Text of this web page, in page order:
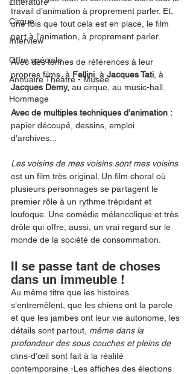
Cirque
Interview
Offre spéciale
Annuaire Théâtre - Musée
Hommage
travail d’animation à proprement parler. Et,
une fois que tout cela est en place, le film
part à l’animation, à proprement parler.
Avec des tonnes de références à leur
propres films, à Fellini , à Jacques Tati , à
Jacques Demy, au cirque, au music-hall.
Avec de multiples techniques d’animation :
papier découpé, dessins, emploi
d’archives...
Les voisins de mes voisins sont mes voisins
est un film très original. Un film choral où
plusieurs personnages se partagent le
premier rôle à un rythme trépidant et
loufoque. Une comédie mélancolique et très
drôle qui offre, aussi, un vrai regard sur le
monde de la société de consommation.
Il se passe tant de choses
dans un immeuble !
Au même titre que les histoires
s’entremêlent, que les chiens ont la parole
et que les jambes ont leur vie autonome, les
détails sont partout, même dans la
profondeur des sous couches et pleins de
clins-d’œil sont fait à la réalité
contemporaine -Les affiches des élections